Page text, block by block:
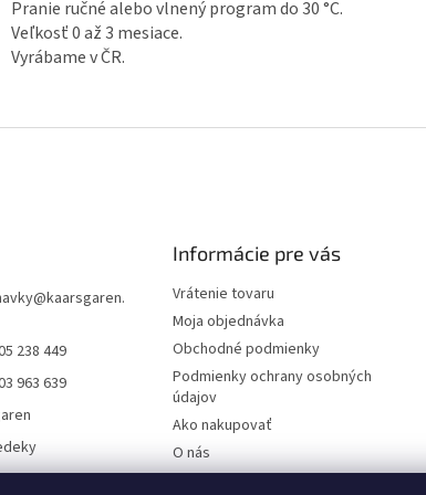
Pranie ručné alebo vlnený program do 30 °C.
Veľkosť 0 až 3 mesiace.
Vyrábame v ČR.
@kaarsgaren.
238 449
963 639
Textile
Informácie pre vás
Vrátenie tovaru
Moja objednávka
Obchodné podmienky
Podmienky ochrany osobných
údajov
Ako nakupovať
O nás
On-line platby